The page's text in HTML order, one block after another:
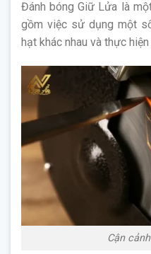
Đánh bóng Giữ Lửa là
gồm việc sử dụng một
hạt khác nhau và thực
Cận